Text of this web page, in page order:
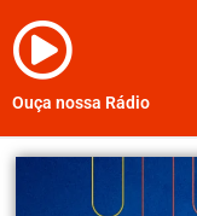
Ouça nossa Rádio